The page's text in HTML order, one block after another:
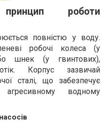
роботи
повністю у воду.
робочі колеса (у
шнек (у гвинтових),
Корпус зазвичай
сталі, що забезпечує
водному